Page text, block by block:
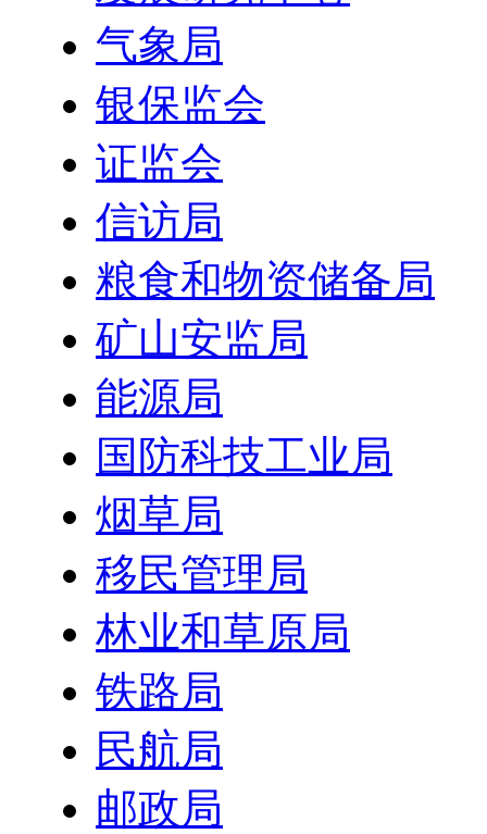
气象局
银保监会
证监会
信访局
粮食和物资储备局
矿山安监局
能源局
国防科技工业局
烟草局
移民管理局
林业和草原局
铁路局
民航局
邮政局